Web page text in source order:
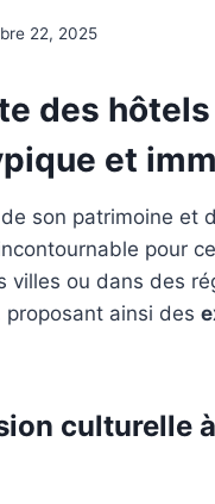
22, 2025
des
et
son patrimoine et
pour
villes ou dans des
ainsi des
culturelle